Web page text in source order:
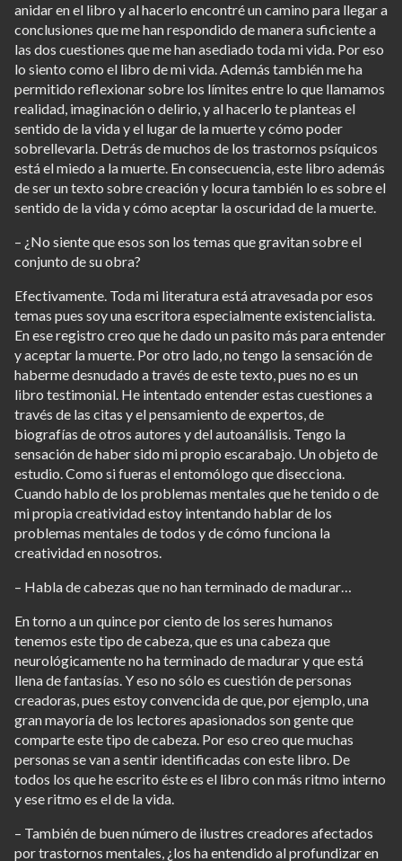
anidar en el libro y al hacerlo encontré un camino para llegar a
conclusiones que me han respondido de manera suficiente a
las dos cuestiones que me han asediado toda mi vida. Por eso
lo siento como el libro de mi vida. Además también me ha
permitido reflexionar sobre los límites entre lo que llamamos
realidad, imaginación o delirio, y al hacerlo te planteas el
sentido de la vida y el lugar de la muerte y cómo poder
sobrellevarla. Detrás de muchos de los trastornos psíquicos
está el miedo a la muerte. En consecuencia, este libro además
de ser un texto sobre creación y locura también lo es sobre el
sentido de la vida y cómo aceptar la oscuridad de la muerte.
– ¿No siente que esos son los temas que gravitan sobre el
conjunto de su obra?
Efectivamente. Toda mi literatura está atravesada por esos
temas pues soy una escritora especialmente existencialista.
En ese registro creo que he dado un pasito más para entender
y aceptar la muerte. Por otro lado, no tengo la sensación de
haberme desnudado a través de este texto, pues no es un
libro testimonial. He intentado entender estas cuestiones a
través de las citas y el pensamiento de expertos, de
biografías de otros autores y del autoanálisis. Tengo la
sensación de haber sido mi propio escarabajo. Un objeto de
estudio. Como si fueras el entomólogo que disecciona.
Cuando hablo de los problemas mentales que he tenido o de
mi propia creatividad estoy intentando hablar de los
problemas mentales de todos y de cómo funciona la
creatividad en nosotros.
– Habla de cabezas que no han terminado de madurar…
En torno a un quince por ciento de los seres humanos
tenemos este tipo de cabeza, que es una cabeza que
neurológicamente no ha terminado de madurar y que está
llena de fantasías. Y eso no sólo es cuestión de personas
creadoras, pues estoy convencida de que, por ejemplo, una
gran mayoría de los lectores apasionados son gente que
comparte este tipo de cabeza. Por eso creo que muchas
personas se van a sentir identificadas con este libro. De
todos los que he escrito éste es el libro con más ritmo interno
y ese ritmo es el de la vida.
– También de buen número de ilustres creadores afectados
por trastornos mentales, ¿los ha entendido al profundizar en